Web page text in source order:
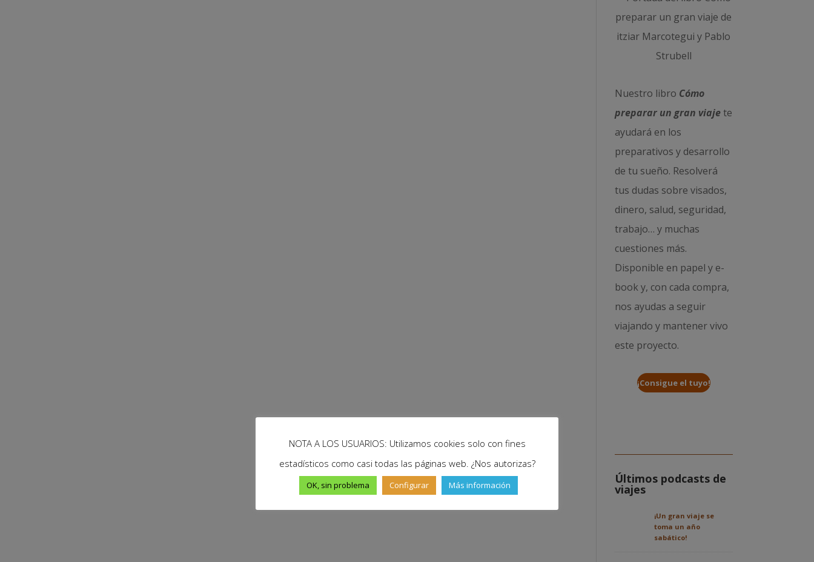
Nuestro libro Cómo
preparar un gran viajete
ayudará en los
preparativos y desarrollo
de tu sueño. Resolverá
tus dudas sobre visados,
dinero, salud, seguridad,
trabajo… y muchas
cuestiones más.
Disponible en papel y e-
book y, con cada compra,
nos ayudas a seguir
viajando y mantener vivo
este proyecto.
¡Consigue el tuyo!
Últimos podcasts de
viajes
¡Un gran viaje se
toma un año
sabático!
NOTA A LOS USUARIOS: Utilizamos cookies solo con fines
estadísticos como casi todas las páginas web. ¿Nos autorizas?
OK, sin problema Configurar Más información